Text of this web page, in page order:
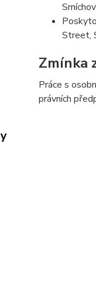
Smíchov
Street,
Zmínka
Práce s
právních